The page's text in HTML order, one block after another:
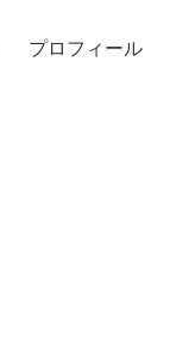
プロフィール